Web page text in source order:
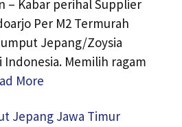
– Kabar perihal Supplier
Per M2 Termurah
Jepang/Zoysia
Memilih ragam
More
Jepang Jawa Timur